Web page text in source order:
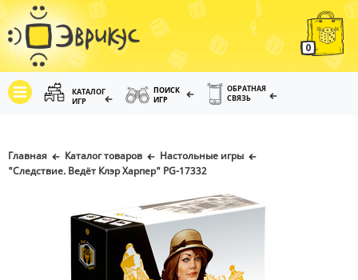
0
КАТАЛОГ
ИГР
ПОИСК
ИГР
ОБРАТНАЯ
СВЯЗЬ
Главная Каталог товаров
Настольные игры
"Следствие. Ведёт Клэр Харпер" PG-17332